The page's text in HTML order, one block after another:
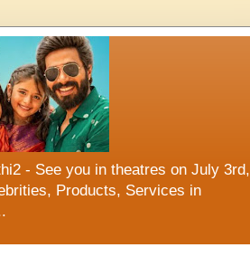
- See you in theatres on July 3rd,
Products, Services in